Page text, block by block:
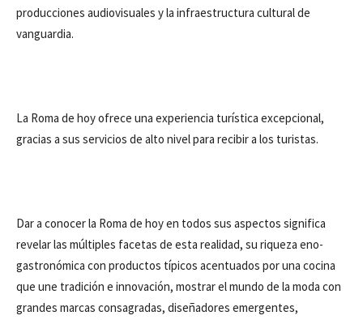
producciones audiovisuales y la infraestructura cultural de
vanguardia.
La Roma de hoy ofrece una experiencia turística excepcional,
gracias a sus servicios de alto nivel para recibir a los turistas.
Dar a conocer la Roma de hoy en todos sus aspectos significa
revelar las múltiples facetas de esta realidad, su riqueza eno-
gastronómica con productos típicos acentuados por una cocina
que une tradición e innovación, mostrar el mundo de la moda con
grandes marcas consagradas, diseñadores emergentes,